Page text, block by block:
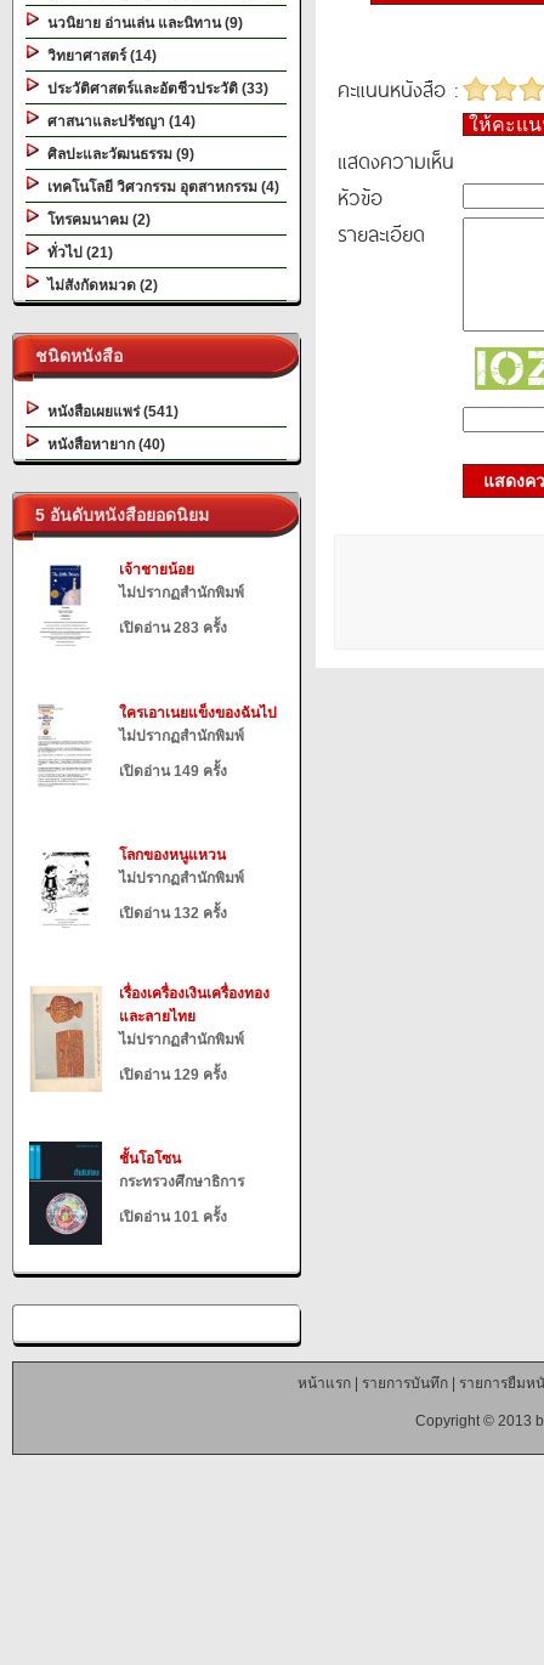
นวนิยาย อ่านเล่น และนิทาน (9)
วิทยาศาสตร์ (14)
ประวัติศาสตร์และอัตชีวประวัติ (33)
ศาสนาและปรัชญา (14)
ศิลปะและวัฒนธรรม (9)
เทคโนโลยี วิศวกรรม อุตสาหกรรม (4)
โทรคมนาคม (2)
ทั่วไป (21)
ไม่สังกัดหมวด (2)
ชนิดหนังสือ
หนังสือเผยแพร่ (541)
หนังสือหายาก (40)
5 อันดับหนังสือยอดนิยม
เจ้าชายน้อย
ไม่ปรากฏสำนักพิมพ์
เปิดอ่าน 283 ครั้ง
ใครเอาเนยแข็งของฉันไป
ไม่ปรากฏสำนักพิมพ์
เปิดอ่าน 149 ครั้ง
โลกของหนูแหวน
ไม่ปรากฏสำนักพิมพ์
เปิดอ่าน 132 ครั้ง
เรื่องเครื่องเงินเครื่องทอง
และลายไทย
ไม่ปรากฏสำนักพิมพ์
เปิดอ่าน 129 ครั้ง
ชั้นโอโซน
กระทรวงศึกษาธิการ
เปิดอ่าน 101 ครั้ง
คะแนนหนังสือ :
ให้คะแ
แสดงความเห็น
หัวข้อ
รายละเอียด
แสดงค
หน้าแรก| รายการบันทึก| รายการยืมห
Copyright © 2013